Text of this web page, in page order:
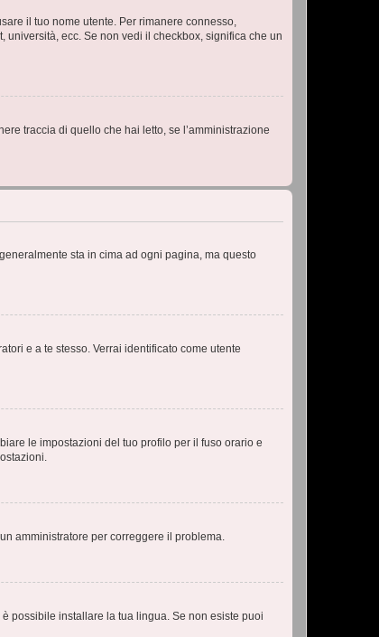
il tuo nome utente. Per rimanere connesso,
ecc. Se non vedi il checkbox, significa che un
traccia di quello che hai letto, se l’amministrazione
sta in cima ad ogni pagina, ma questo
e a te stesso. Verrai identificato come utente
le impostazioni del tuo profilo per il fuso orario e
amministratore per correggere il problema.
possibile installare la tua lingua. Se non esiste puoi